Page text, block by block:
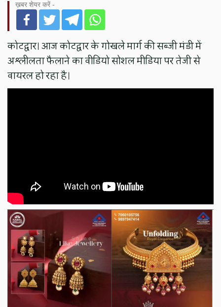
ख़बर शेयर करें -
कोटद्वार। आज कोटद्वार के गोखले मार्ग की सब्जी मंडी में
अश्लीलता फैलाने का वीडियो सोशल मीडिया पर तेजी से
वायरल हो रहा है।